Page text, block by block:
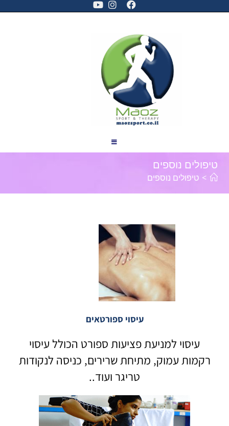
טיפולים נוספים
> טיפולים נוספים
עיסוי ספורטאים
עיסוי למניעת פציעות ספורט הכולל עיסוי
רקמות עמוק, מתיחת שרירים, כניסה לנקודות
טריגר ועוד..